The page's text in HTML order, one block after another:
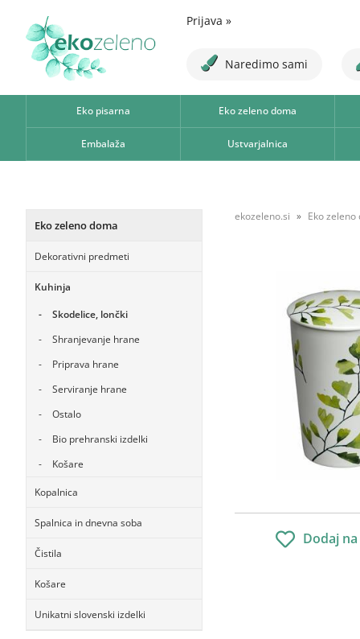
Prijava »
Naredimo sami
Eko pisarna Eko zeleno doma
Embalaža Ustvarjalnica
Eko zeleno doma
Dekorativni predmeti
Kuhinja
Skodelice, lončki
Shranjevanje hrane
Priprava hrane
Serviranje hrane
Ostalo
Bio prehranski izdelki
Košare
Kopalnica
Spalnica in dnevna soba
Čistila
Košare
Unikatni slovenski izdelki
ekozeleno.si Eko zeleno
Dodaj